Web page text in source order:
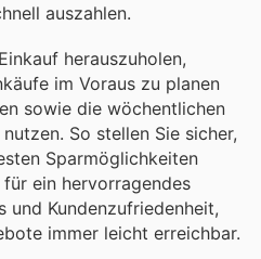
auszahlen.
herauszuholen,
im Voraus zu planen
sowie die wöchentlichen
So stellen Sie sicher,
Sparmöglichkeiten
ein hervorragendes
und Kundenzufriedenheit,
immer leicht erreichbar.